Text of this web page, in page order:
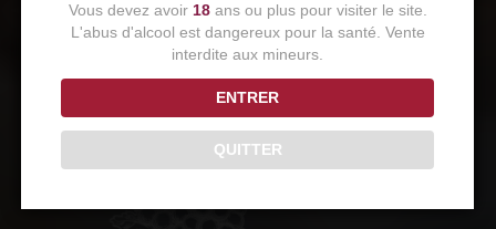
Vous devez avoir 18ans ou plus pour visiter le site.
L'abus d'alcool est dangereux pour la santé. Vente
interdite aux mineurs.
ENTRER
QUITTER